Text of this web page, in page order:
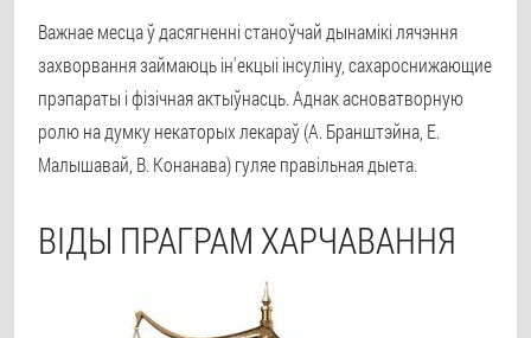
Важнае месца ў дасягненні станоўчай дынамікі лячэння
захворвання займаюць ін'екцыі інсуліну, сахароснижающие
прэпараты і фізічная актыўнасць. Аднак асноватворную
ролю на думку некаторых лекараў (А. Бранштэйна, Е.
Малышавай, В. Конанава) гуляе правільная дыета.
ВІДЫ ПРАГРАМ ХАРЧАВАННЯ